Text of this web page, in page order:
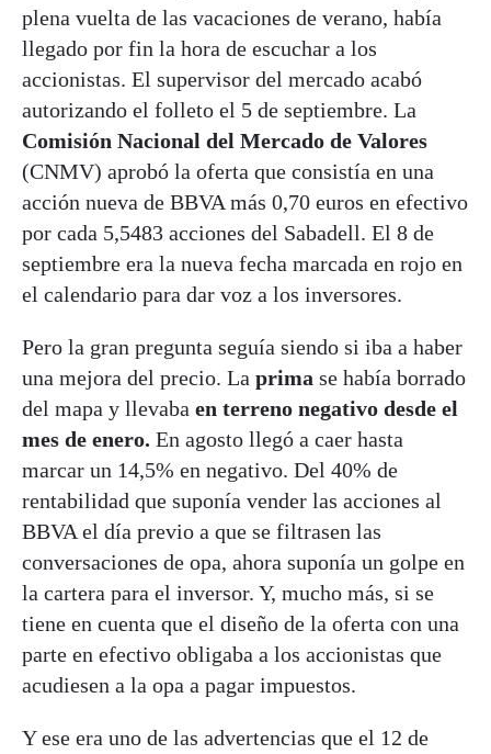
plena vuelta de las vacaciones de verano, había
llegado por fin la hora de escuchar a los
accionistas. El supervisor del mercado acabó
autorizando el folleto el 5 de septiembre. La
Comisión Nacional del Mercado de Valores
(CNMV) aprobó la oferta que consistía en una
acción nueva de BBVA más 0,70 euros en efectivo
por cada 5,5483 acciones del Sabadell. El 8 de
septiembre era la nueva fecha marcada en rojo en
el calendario para dar voz a los inversores.
Pero la gran pregunta seguía siendo si iba a haber
una mejora del precio. La prima se había borrado
del mapa y llevaba en terreno negativo desde el
mes de enero. En agosto llegó a caer hasta
marcar un 14,5% en negativo. Del 40% de
rentabilidad que suponía vender las acciones al
BBVA el día previo a que se filtrasen las
conversaciones de opa, ahora suponía un golpe en
la cartera para el inversor. Y, mucho más, si se
tiene en cuenta que el diseño de la oferta con una
parte en efectivo obligaba a los accionistas que
acudiesen a la opa a pagar impuestos.
Y ese era uno de las advertencias que el 12 de